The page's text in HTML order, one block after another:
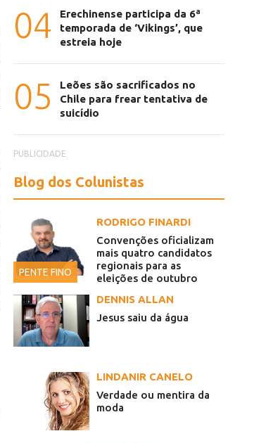
atingiu prédio próximo à residência da
04
Erechinense participa da 6ª
temporada de ‘Vikings’, que
estreia hoje
05
Leões são sacrificados no
Chile para frear tentativa de
suicídio
PUBLICIDADE
Blog dos Colunistas
PENTE FINO
RODRIGO FINARDI
Convenções oficializam
mais quatro candidatos
regionais para as
eleições de outubro
DENNIS ALLAN
Jesus saiu da água
LINDANIR CANELO
Verdade ou mentira da
moda